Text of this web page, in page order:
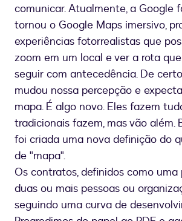
comunicar. Atualmente, a Google
tornou o Google Maps imersivo,
experiências fotorrealistas que
zoom em um local e ver a rota
seguir com antecedência. De
mudou nossa percepção e
mapa. É algo novo. Eles fazem
tradicionais fazem, mas vão além.
foi criada uma nova definição do
de "mapa".
Os contratos, definidos como
duas ou mais pessoas ou
seguindo uma curva de